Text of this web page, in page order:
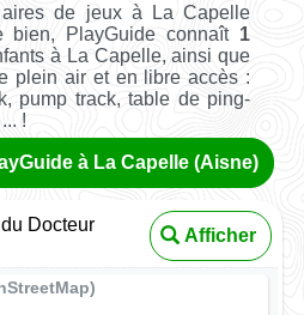
de jeux à La Capelle
bien, PlayGuide connaît 1
à La Capelle, ainsi que
plein air et en libre accès :
pump track, table de ping-
!
à La Capelle (Aisne)
Docteur
Afficher